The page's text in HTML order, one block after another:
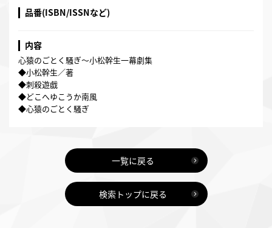
品番(ISBN/ISSNなど)
内容
心猿のごとく騒ぎ～小松幹生一幕劇集
◆小松幹生／著
◆刺殺遊戯
◆どこへゆこうか南風
◆心猿のごとく騒ぎ
一覧に戻る
検索トップに戻る